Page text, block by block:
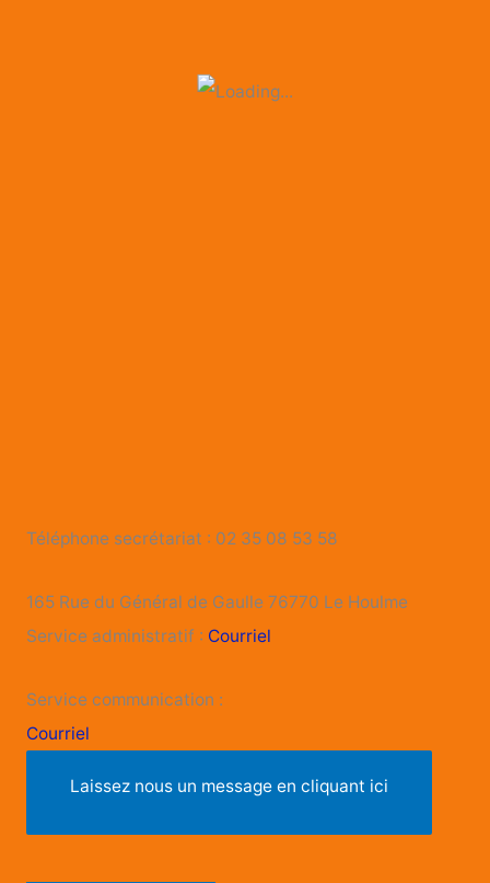
Téléphone secrétariat : 02 35 08 53 58
165 Rue du Général de Gaulle 76770 Le Houlme
Service administratif : Courriel
Service communication :
Courriel
Laissez nous un message en cliquant ici